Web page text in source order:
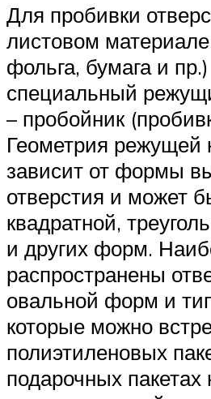
Для пробивки
листовом
фольга, бумага и
специальный
– пробойник
Геометрия режущей
зависит от формы
отверстия и может
квадратной,
и других форм.
распространены
овальной форм и
которые можно
полиэтиленовых
подарочных